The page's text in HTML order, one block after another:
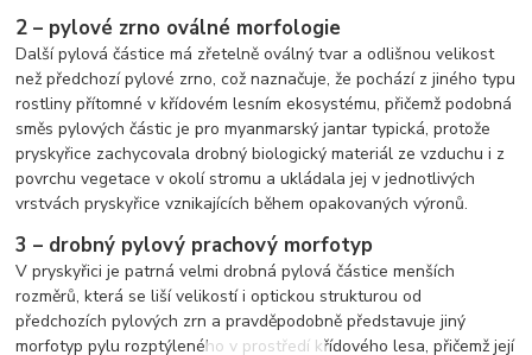
2 – pylové zrno oválné morfologie
Další pylová částice má zřetelně oválný tvar a odlišnou velikost
než předchozí pylové zrno, což naznačuje, že pochází z jiného typu
rostliny přítomné v křídovém lesním ekosystému, přičemž podobná
směs pylových částic je pro myanmarský jantar typická, protože
pryskyřice zachycovala drobný biologický materiál ze vzduchu i z
povrchu vegetace v okolí stromu a ukládala jej v jednotlivých
vrstvách pryskyřice vznikajících během opakovaných výronů.
3 – drobný pylový prachový morfotyp
V pryskyřici je patrná velmi drobná pylová částice menších
rozměrů, která se liší velikostí i optickou strukturou od
předchozích pylových zrn a pravděpodobně představuje jiný
morfotyp pylu rozptýleného v prostředí křídového lesa, přičemž její